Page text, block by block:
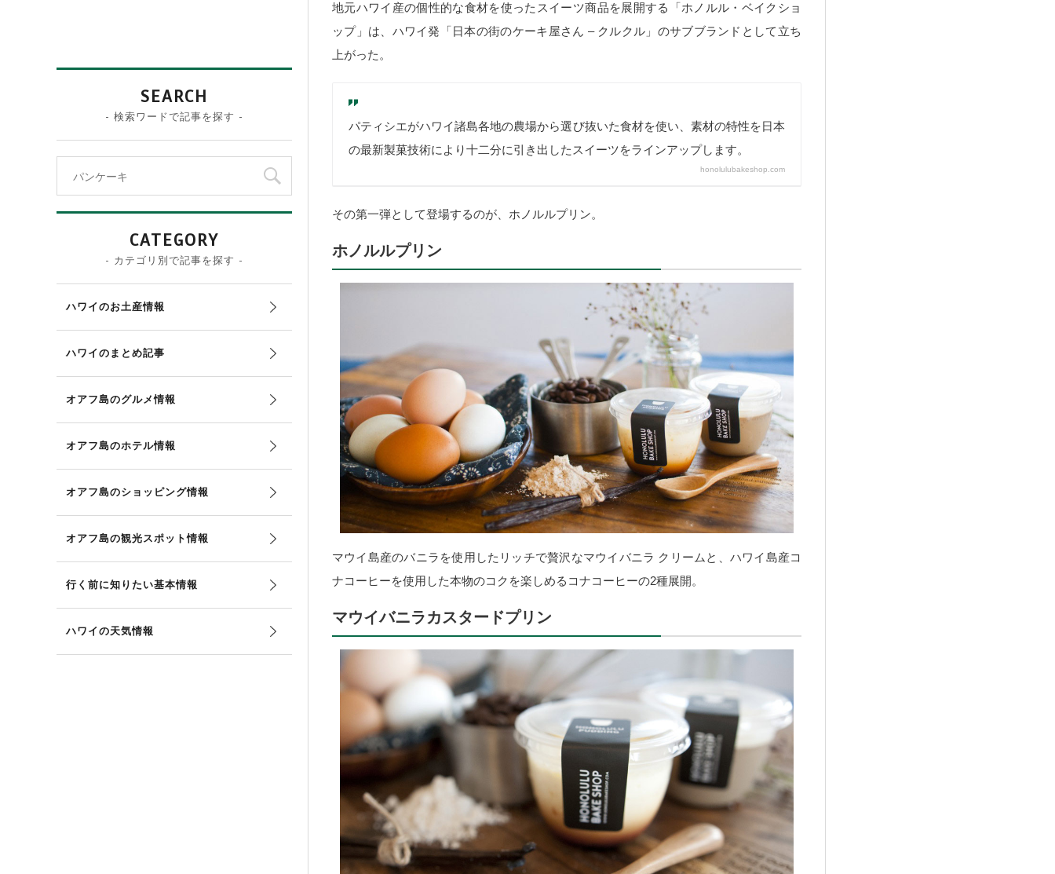
地元ハワイ産の個性的な食材を使ったスイーツ商品を展開する「ホノルル・ベイクショ
ップ」は、ハワイ発「日本の街のケーキ屋さん – クルクル」のサブブランドとして立ち
上がった。
パティシエがハワイ諸島各地の農場から選び抜いた食材を使い、素材の特性を日本
の最新製菓技術により十二分に引き出したスイーツをラインアップします。
honolulubakeshop.com
その第一弾として登場するのが、ホノルルプリン。
ホノルルプリン
マウイ島産のバニラを使用したリッチで贅沢なマウイバニラ クリームと、ハワイ島産コ
ナコーヒーを使用した本物のコクを楽しめるコナコーヒーの2種展開。
マウイバニラカスタードプリン
SEARCH
- 検索ワードで記事を探す -
CATEGORY
- カテゴリ別で記事を探す -
ハワイのお土産情報
ハワイのまとめ記事
オアフ島のグルメ情報
オアフ島のホテル情報
オアフ島のショッピング情報
オアフ島の観光スポット情報
行く前に知りたい基本情報
ハワイの天気情報